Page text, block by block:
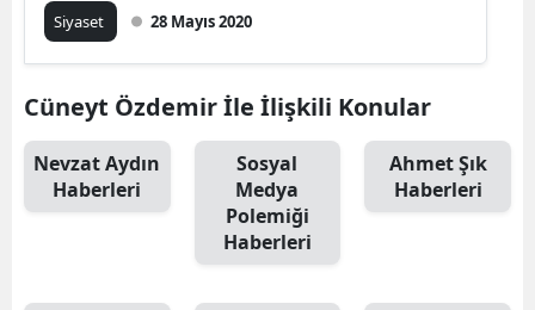
Siyaset 28 Mayıs 2020
Cüneyt Özdemir İle İlişkili Konular
Nevzat Aydın
Haberleri
Sosyal
Medya
Polemiği
Haberleri
Ahmet Şık
Haberleri